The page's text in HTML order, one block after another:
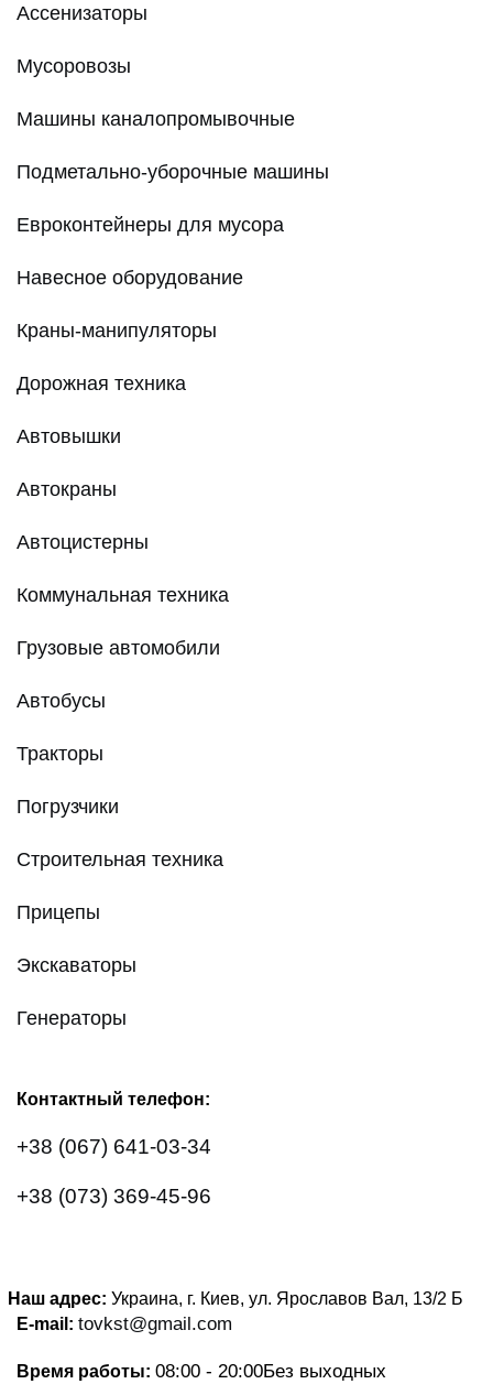
Ассенизаторы
Мусоровозы
Машины каналопромывочные
Подметально-уборочные машины
Евроконтейнеры для мусора
Навесное оборудование
Краны-манипуляторы
Дорожная техника
Автовышки
Автокраны
Автоцистерны
Коммунальная техника
Грузовые автомобили
Автобусы
Тракторы
Погрузчики
Строительная техника
Прицепы
Экскаваторы
Генераторы
Контактный телефон:
+38 (067) 641-03-34
+38 (073) 369-45-96
Наш адрес: Украина, г. Киев, ул. Ярославов Вал, 13/2 Б
E-mail: tovkst@gmail.com
Время работы: 08:00 - 20:00Без выходных